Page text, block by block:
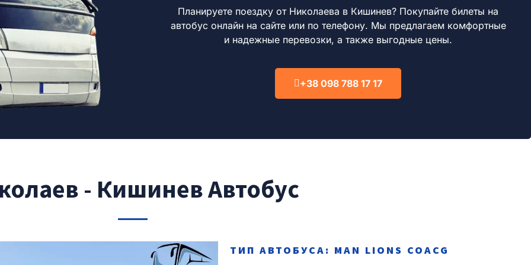
Планируете поездку от Николаева в Кишинев? Покупайте билеты на
автобус онлайн на сайте или по телефону. Мы предлагаем комфортные
и надежные перевозки, а также выгодные цены.
+38 098 788 17 17
- Кишинев Автобус
ТИП АВТОБУСА: MAN LIONS COACG